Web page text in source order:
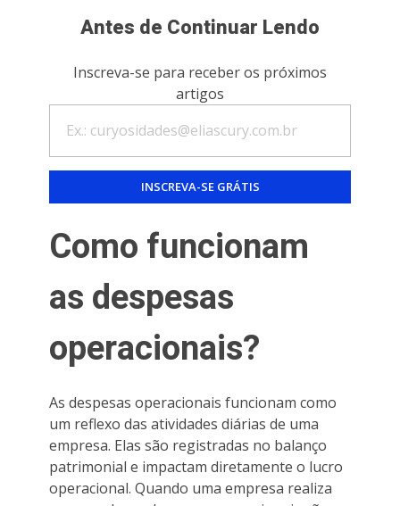
Antes de Continuar Lendo
Inscreva-se para receber os próximos
artigos
Como funcionam
as despesas
operacionais?
As despesas operacionais funcionam como
um reflexo das atividades diárias de uma
empresa. Elas são registradas no balanço
patrimonial e impactam diretamente o lucro
operacional. Quando uma empresa realiza